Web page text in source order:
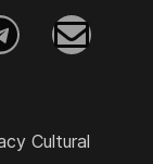
Cultural